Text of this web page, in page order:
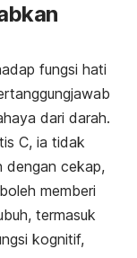
fungsi hati
dari darah.
C, ia tidak
dengan cekap,
memberi
termasuk
kognitif,